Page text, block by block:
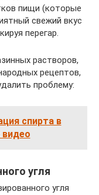
пищи (которые
свежий вкус
перегар.
растворов,
рецептов,
проблему:
спирта в
угля
угля